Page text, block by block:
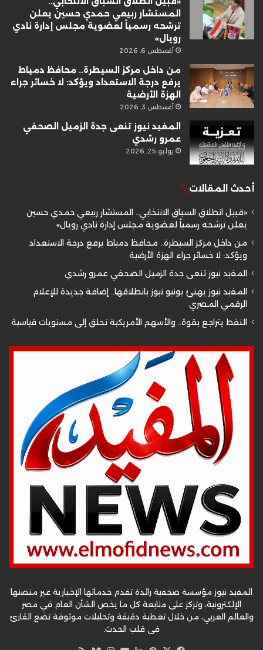
المستشار ربيعي حمدي حسين يعلن
ترشحه رسمياً لعضوية مجلس إدارة نادي
رويال»
أغسطس 6, 2026
من داخل مركز السيطرة.. محافظ دمياط
يرفع درجة الاستعداد ويؤكد: لا خسائر جراء
الهزة الأرضية
أغسطس 3, 2026
المفيد نيوز تنعى جدة الزميل الصحفي
عمرو رشدي
يوليو 25, 2026
أحدث المقالات
«قبيل انطلاق السباق الانتخابي.. المستشار ربيعي حمدي حسين
يعلن ترشحه رسمياً لعضوية مجلس إدارة نادي رويال»
من داخل مركز السيطرة.. محافظ دمياط يرفع درجة الاستعداد
ويؤكد: لا خسائر جراء الهزة الأرضية
المفيد نيوز تنعى جدة الزميل الصحفي عمرو رشدي
المفيد نيوز يهنئ يونيو نيوز بانطلاقها.. إضافة جديدة للإعلام
الرقمي المصري
النفط يتراجع بقوة.. والأسهم الأمريكية تحلق إلى مستويات قياسية
المفيد نيوز مؤسسة صحفية رائدة تقدم خدماتها الإخبارية عبر منصتها
الإلكترونية، وتركز على متابعة كل ما يخص الشأن العام في مصر
والعالم العربي، من خلال تغطية دقيقة وتحليلات موثوقة تضع القارئ
في قلب الحدث.